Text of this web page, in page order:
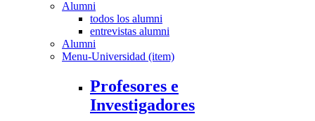
Alumni
todos los alumni
entrevistas alumni
Alumni
Menu-Universidad (item)
Profesores e
Investigadores